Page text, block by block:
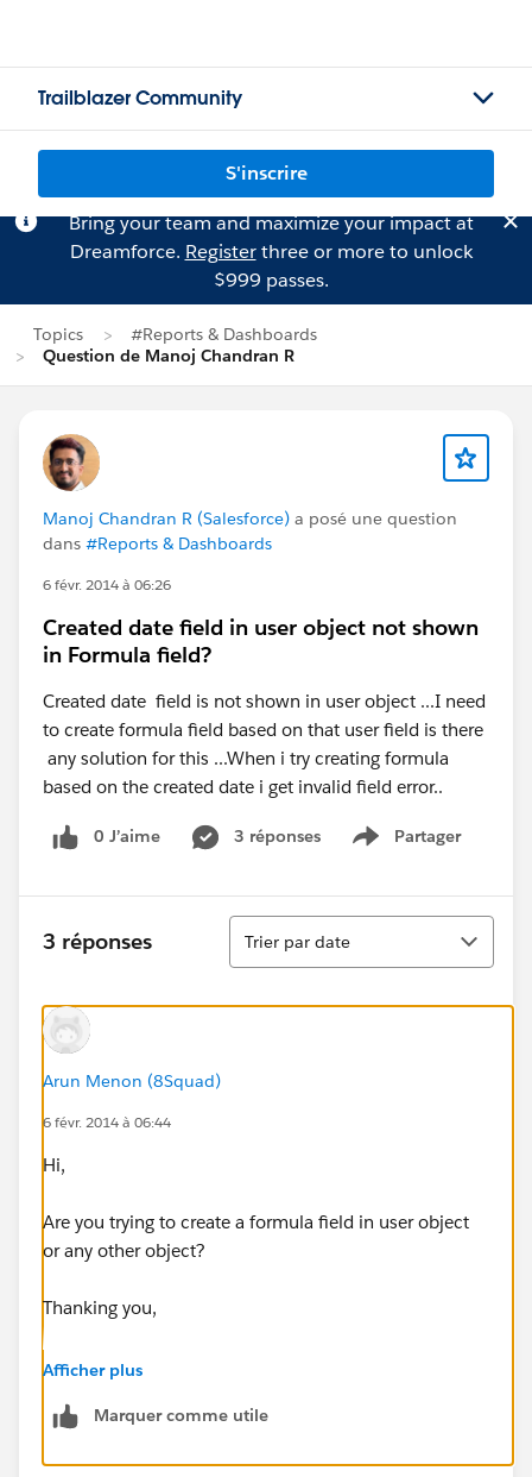
Trailblazer Community
S'inscrire
Bring your team and maximize your impact at
Dreamforce. Registerthree or more to unlock
$999 passes.
Topics
#Reports & Dashboards
Question de Manoj Chandran R
Manoj Chandran R (Salesforce) a posé une question
dans #Reports & Dashboards
6 févr. 2014 à 06:26
Created date field in user object not shown
in Formula field?
Created date field is not shown in user object ...I need
to create formula field based on that user field is there
any solution for this ...When i try creating formula
based on the created date i get invalid field error..
0 J’aime 3 réponses Partager
Show menu
3 réponses
Tri
Trier par date
Arun Menon (8Squad)
6 févr. 2014 à 06:44
Hi,
Are you trying to create a formula field in user object
or any other object?
Thanking you,
Arun
Afficher plus
Marquer comme utile